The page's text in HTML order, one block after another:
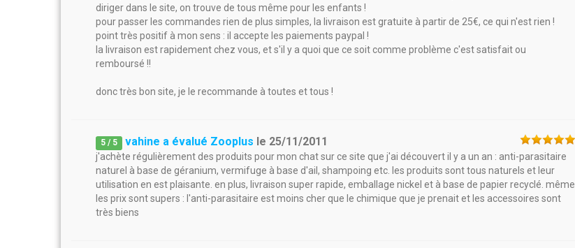
diriger dans le site, on trouve de tous même pour les enfants !
pour passer les commandes rien de plus simples, la livraison est gratuite à partir de 25€, ce qui n'est rien !
point très positif à mon sens : il accepte les paiements paypal !
la livraison est rapidement chez vous, et s'il y a quoi que ce soit comme problème c'est satisfait ou
remboursé !!
donc très bon site, je le recommande à toutes et tous !
5 / 5 vahine a évalué Zooplus le 25/11/2011
j'achète régulièrement des produits pour mon chat sur ce site que j'ai découvert il y a un an : anti-parasitaire
naturel à base de géranium, vermifuge à base d'ail, shampoing etc. les produits sont tous naturels et leur
utilisation en est plaisante. en plus, livraison super rapide, emballage nickel et à base de papier recyclé. même
les prix sont supers : l'anti-parasitaire est moins cher que le chimique que je prenait et les accessoires sont
très biens